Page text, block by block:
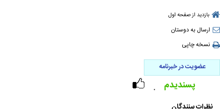
بازدید از صفحه اول
ارسال به دوستان
نسخه چاپی
عضویت در خبرنامه
۰ پسندیدم